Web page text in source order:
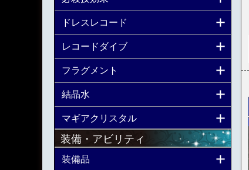
ドレスレコード
レコードダイブ
フラグメント
結晶水
マギアクリスタル
装備・アビリティ
装備品